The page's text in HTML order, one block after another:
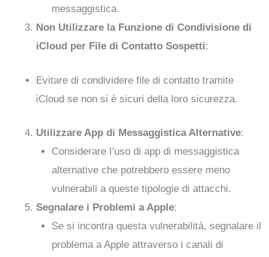
messaggistica.
Non Utilizzare la Funzione di Condivisione di
iCloud per File di Contatto Sospetti:
Evitare di condividere file di contatto tramite
iCloud se non si è sicuri della loro sicurezza.
Utilizzare App di Messaggistica Alternative:
Considerare l’uso di app di messaggistica
alternative che potrebbero essere meno
vulnerabili a queste tipologie di attacchi.
Segnalare i Problemi a Apple:
Se si incontra questa vulnerabilità, segnalare il
problema a Apple attraverso i canali di